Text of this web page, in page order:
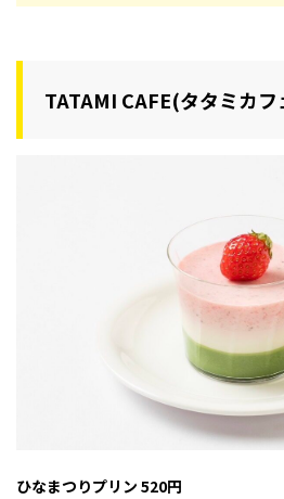
TATAMI CAFE(タタミカフ
ひなまつりプリン 520円